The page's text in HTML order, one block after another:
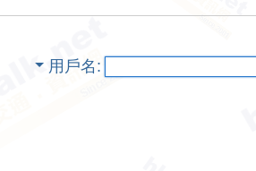
用戶名